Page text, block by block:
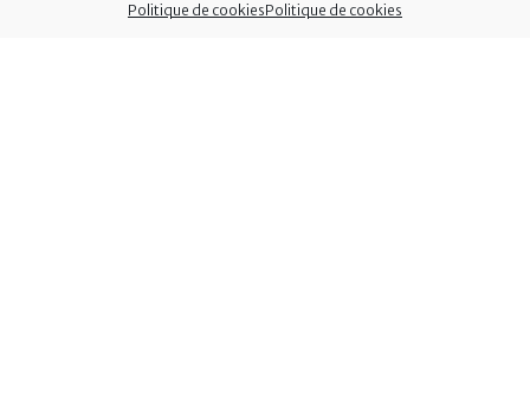
Politique de cookiesPolitique de cookies